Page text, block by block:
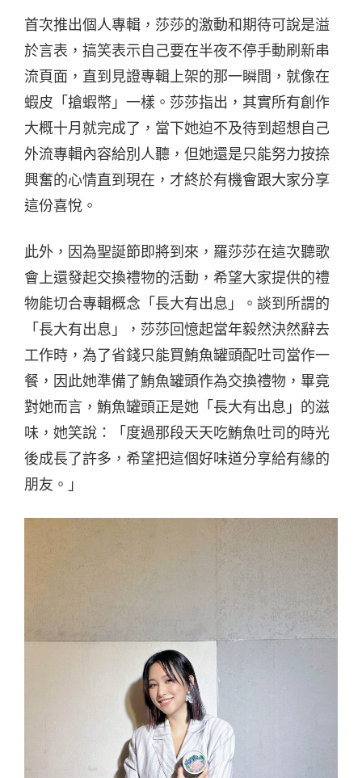
首次推出個人專輯，莎莎的激動和期待可說是溢
於言表，搞笑表示自己要在半夜不停手動刷新串
流頁面，直到見證專輯上架的那一瞬間，就像在
蝦皮「搶蝦幣」一樣。莎莎指出，其實所有創作
大概十月就完成了，當下她迫不及待到超想自己
外流專輯內容給別人聽，但她還是只能努力按捺
興奮的心情直到現在，才終於有機會跟大家分享
這份喜悅。
此外，因為聖誕節即將到來，羅莎莎在這次聽歌
會上還發起交換禮物的活動，希望大家提供的禮
物能切合專輯概念「長大有出息」。談到所謂的
「長大有出息」，莎莎回憶起當年毅然決然辭去
工作時，為了省錢只能買鮪魚罐頭配吐司當作一
餐，因此她準備了鮪魚罐頭作為交換禮物，畢竟
對她而言，鮪魚罐頭正是她「長大有出息」的滋
味，她笑說：
「度過那段天天吃鮪魚吐司的時光
後成長了許多，希望把這個好味道分享給有緣的
朋友。」